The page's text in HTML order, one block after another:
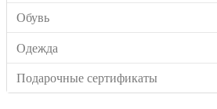
Обувь
Одежда
Подарочные сертификаты